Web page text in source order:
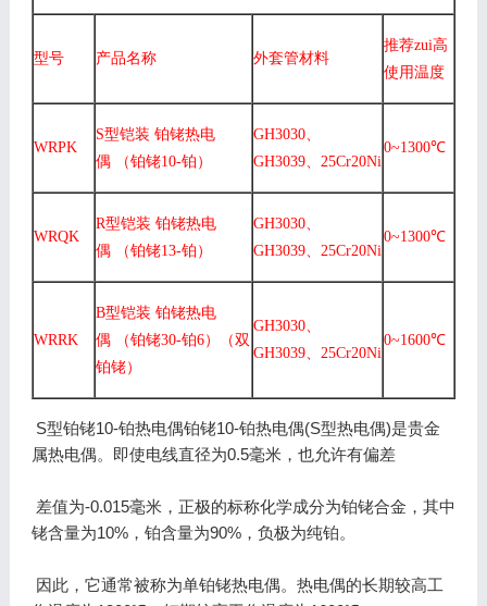
型号 产品名称 外套管材料
推荐zui高
使用温度
WRPK
S型铠装 铂铑热电
偶 （铂铑10-铂）
GH3030、
GH3039、25Cr20Ni
0~1300℃
WRQK
R型铠装 铂铑热电
偶 （铂铑13-铂）
GH3030、
GH3039、25Cr20Ni
0~1300℃
WRRK
B型铠装 铂铑热电
偶 （铂铑30-铂6）（双
铂铑）
GH3030、
GH3039、25Cr20Ni
0~1600℃
S型铂铑10-铂热电偶铂铑10-铂热电偶(S型热电偶)是贵金
属热电偶。即使电线直径为0.5毫米，也允许有偏差
差值为-0.015毫米，正极的标称化学成分为铂铑合金，其中
铑含量为10%，铂含量为90%，负极为纯铂。
因此，它通常被称为单铂铑热电偶。热电偶的长期较高工